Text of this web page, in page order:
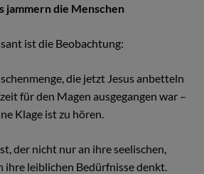
jammern die Menschen
ist die Beobachtung:
die jetzt Jesus anbetteln
für den Magen ausgegangen war –
Klage ist zu hören.
der nicht nur an ihre seelischen,
ihre leiblichen Bedürfnisse denkt.